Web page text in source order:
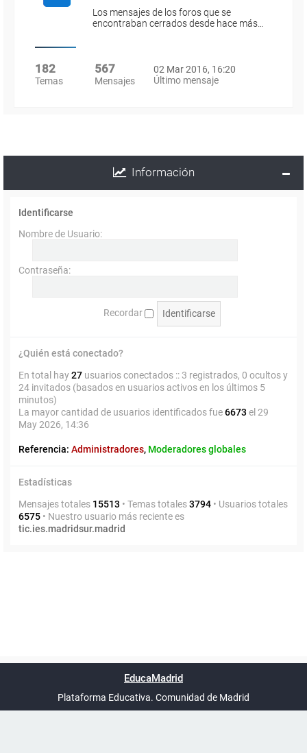
Los mensajes de los foros que se
encontraban cerrados desde hace más…
182
Temas
567
Mensajes
02 Mar 2016, 16:20
Último mensaje
Información
Identificarse
Nombre de Usuario:
Contraseña:
Recordar
¿Quién está conectado?
En total hay27 usuarios conectados :: 3 registrados, 0 ocultos y
24 invitados (basados en usuarios activos en los últimos 5
minutos)
La mayor cantidad de usuarios identificados fue6673 el 29
May 2026, 14:36
Referencia: Administradores, Moderadores globales
Estadísticas
Mensajes totales 15513 • Temas totales3794 • Usuarios totales
6575 • Nuestro usuario más reciente es
tic.ies.madridsur.madrid
UTC+02:00
phpBB España
EducaMadrid
Plataforma Educativa. Comunidad de Madrid